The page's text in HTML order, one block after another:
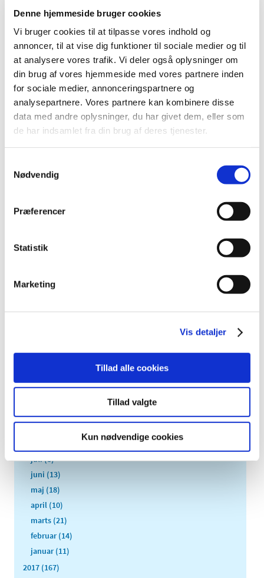
Denne hjemmeside bruger cookies
Vi bruger cookies til at tilpasse vores indhold og
annoncer, til at vise dig funktioner til sociale medier og til
at analysere vores trafik. Vi deler også oplysninger om
din brug af vores hjemmeside med vores partnere inden
for sociale medier, annonceringspartnere og
analysepartnere. Vores partnere kan kombinere disse
data med andre oplysninger, du har givet dem, eller som
de har indsamlet fra din brug af deres tjenester.
Nødvendig
Præferencer
Statistik
Marketing
Vis detaljer
Tillad alle cookies
Tillad valgte
Kun nødvendige cookies
generelt tilskud
| 10. december 2018
Lægemiddelstyrelsen har besluttet, at Fixopost i
enkeltdosisbeholdere uden konserveringsmiddel skal
…
Tilskud til medicinsk cannabis i
forsøgsordningen træder i kraft den 1. januar
2019
|10. december 2018 |
TID
2025 (158)
2023 (195)
2019 (159)
december (12)
oktober (16)
juli (8)
juni (13)
maj (18)
april (10)
marts (21)
februar (14)
januar (11)
2017 (167)